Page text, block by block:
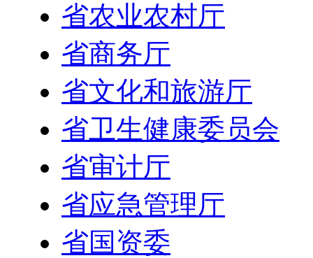
省农业农村厅
省商务厅
省文化和旅游厅
省卫生健康委员会
省审计厅
省应急管理厅
省国资委